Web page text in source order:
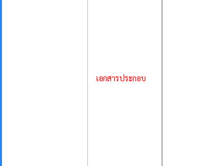
เอกสารประกอบ